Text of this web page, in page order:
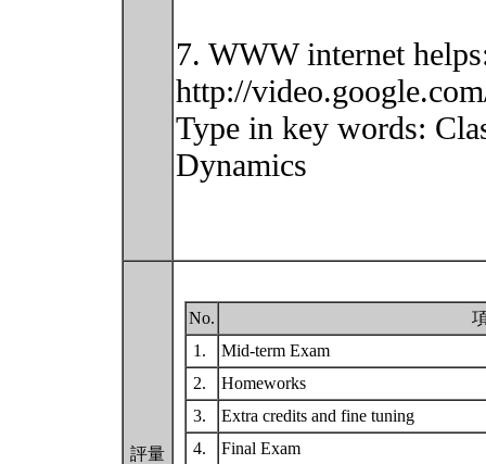
7. WWW internet
http://
Type in key words:
Dynamics
評量
No.
1.
Mid-term Exam
2.
Homeworks
3.
Extra credits and fine tuning
4.
Final Exam